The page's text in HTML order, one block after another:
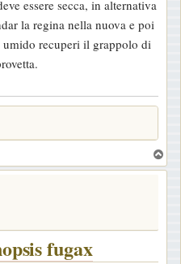
essere secca, in alternativa
la regina nella nuova e poi
recuperi il grappolo di
o
fugax